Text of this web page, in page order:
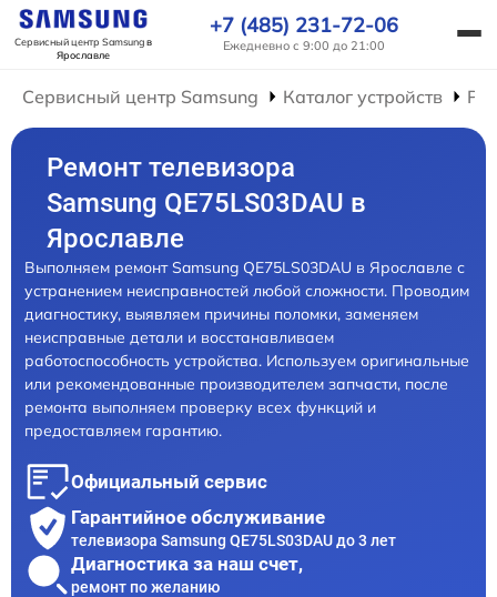
Сервисный центр Samsungв
Ярославле
+7 (485) 231-72-06
Ежедневно с 9:00 до 21:00
Сервисный центр Samsung Каталог устройств
Ремонт телевизора
Samsung QE75LS03DAU в
Ярославле
Выполняем ремонт Samsung QE75LS03DAU в Ярославле с
устранением неисправностей любой сложности. Проводим
диагностику, выявляем причины поломки, заменяем
неисправные детали и восстанавливаем
работоспособность устройства. Используем оригинальные
или рекомендованные производителем запчасти, после
ремонта выполняем проверку всех функций и
предоставляем гарантию.
Официальный сервис
Гарантийное обслуживание
телевизора Samsung QE75LS03DAU до 3 лет
Диагностика за наш счет,
ремонт по желанию